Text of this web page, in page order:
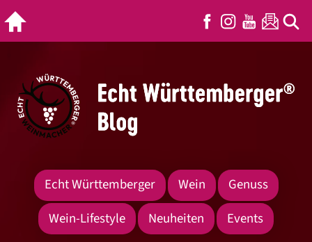
Echt Württemberger Wein
Genuss
Wein-Lifestyle
Neuheiten Events